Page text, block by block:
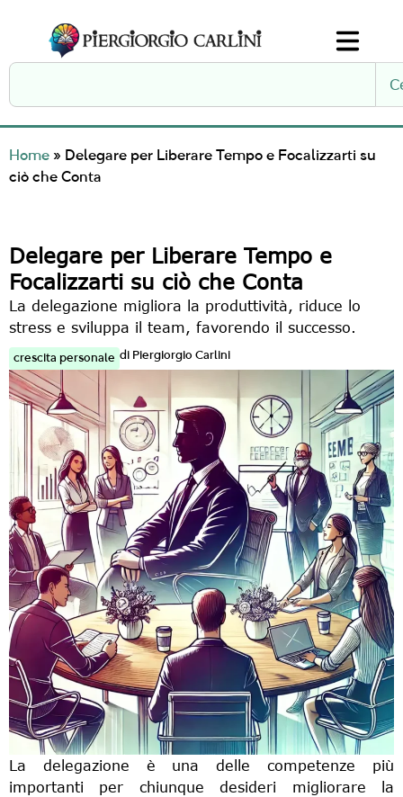
Home » Delegare per Liberare Tempo e Focalizzarti su
ciò che Conta
Delegare per Liberare Tempo e
Focalizzarti su ciò che Conta
La delegazione migliora la produttività, riduce lo
stress e sviluppa il team, favorendo il successo.
crescita personale di Piergiorgio Carlini
La delegazione è una delle competenze più
importanti per chiunque desideri migliorare la